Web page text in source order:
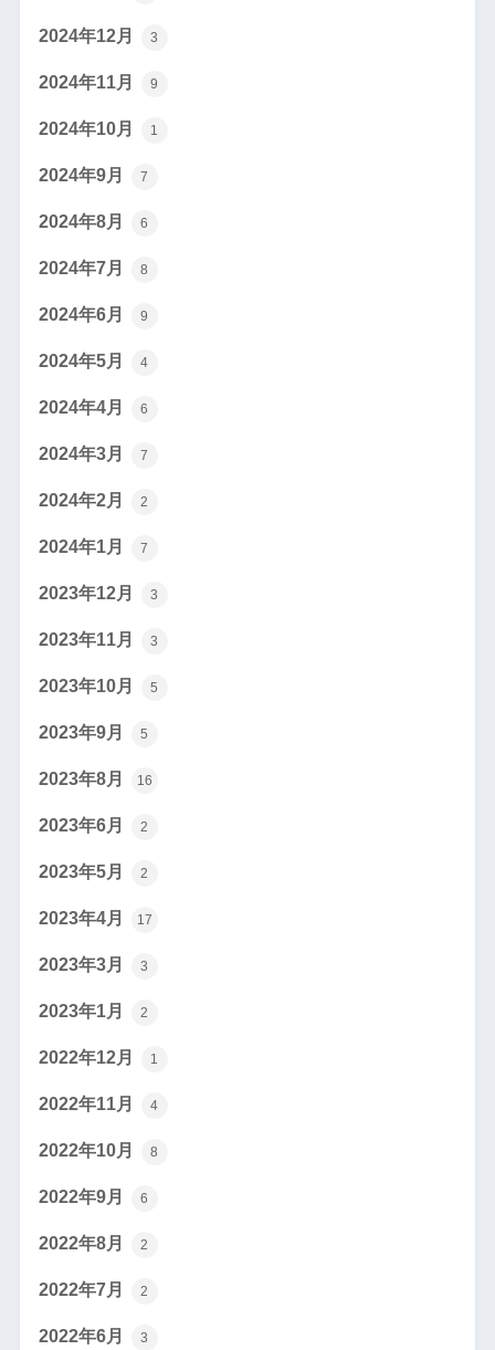
2024年12月 3
2024年11月 9
2024年10月 1
2024年9月 7
2024年8月 6
2024年7月 8
2024年6月 9
2024年5月 4
2024年4月 6
2024年3月 7
2024年2月 2
2024年1月 7
2023年12月 3
2023年11月 3
2023年10月 5
2023年9月 5
2023年8月 16
2023年6月 2
2023年5月 2
2023年4月 17
2023年3月 3
2023年1月 2
2022年12月 1
2022年11月 4
2022年10月 8
2022年9月 6
2022年8月 2
2022年7月 2
2022年6月 3